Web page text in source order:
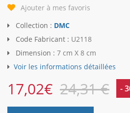
Ajouter à mes favoris
Collection : DMC
Code Fabricant : U2118
Dimension : 7 cm X 8 cm
Voir les informations détaillées
17,02€ 24,31 € -